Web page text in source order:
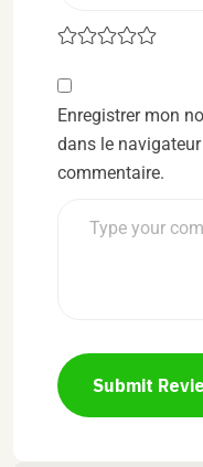
Enregistrer mon
dans le
commentaire.
Submit